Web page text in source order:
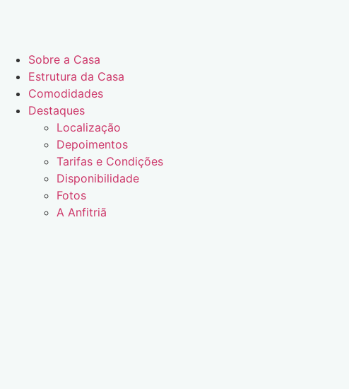
Sobre a Casa
Estrutura da Casa
Comodidades
Destaques
Localização
Depoimentos
Tarifas e Condições
Disponibilidade
Fotos
A Anfitriã